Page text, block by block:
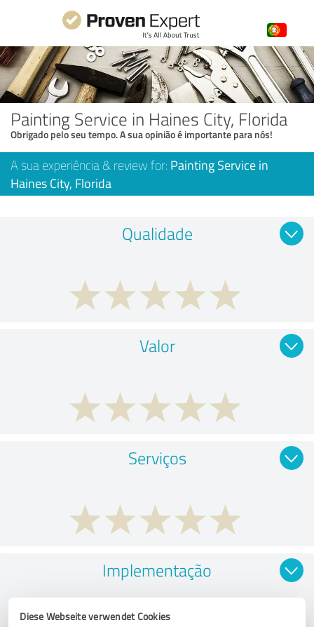
Diese Webseite verwendet Cookies
Painting Service in Haines City, Florida
Obrigado pelo seu tempo. A sua opinião é importante para nós!
A sua experiência & review for: Painting Service in
Haines City, Florida
Qualidade
Valor
Serviços
Implementação